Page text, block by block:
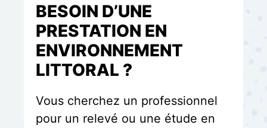
BESOIN D’UNE
PRESTATION EN
ENVIRONNEMENT
LITTORAL ?
Vous cherchez un professionnel
pour un relevé ou une étude en